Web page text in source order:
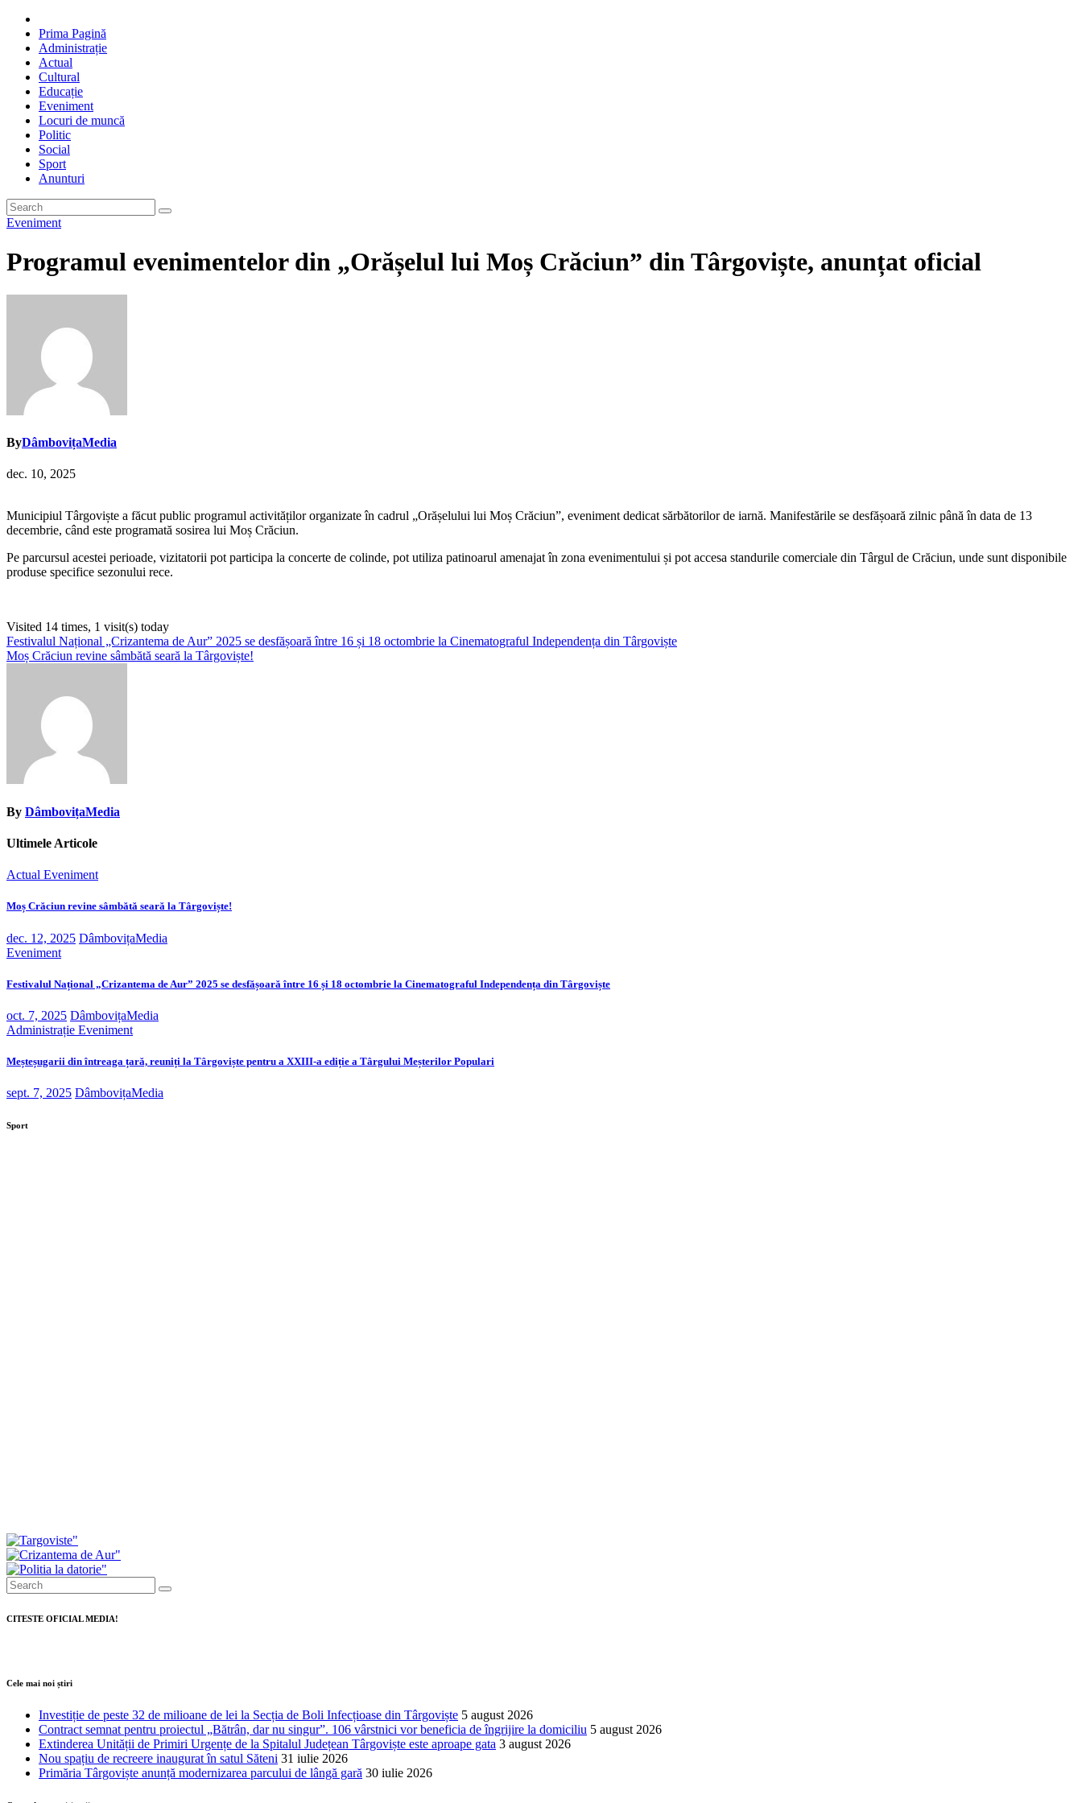
Prima Pagină
Administrație
Actual
Cultural
Educație
Eveniment
Locuri de muncă
Politic
Social
Sport
Anunturi
Eveniment
Programul evenimentelor din „Orășelul lui Moș Crăciun” din Târgoviște, anunțat oficial
ByDâmbovițaMedia
dec. 10, 2025
Municipiul Târgoviște a făcut public programul activităților organizate în cadrul „Orășelului lui Moș Crăciun”, eveniment dedicat sărbătorilor de iarnă. Manifestările se desfășoară zilnic până în data de 13
decembrie, când este programată sosirea lui Moș Crăciun.
Pe parcursul acestei perioade, vizitatorii pot participa la concerte de colinde, pot utiliza patinoarul amenajat în zona evenimentului și pot accesa standurile comerciale din Târgul de Crăciun, unde sunt disponibile
produse specifice sezonului rece.
Visited 14 times, 1 visit(s) today
Navigare
în
Festivalul Național „Crizantema de Aur” 2025 se desfășoară între 16 și 18 octombrie la Cinematograful Independența din Târgoviște
Moș Crăciun revine sâmbătă seară la Târgoviște!
By DâmbovițaMedia
Ultimele Articole
Actual Eveniment
Moș Crăciun revine sâmbătă seară la Târgoviște!
dec. 12, 2025 DâmbovițaMedia
Eveniment
Festivalul Național „Crizantema de Aur” 2025 se desfășoară între 16 și 18 octombrie la Cinematograful Independența din Târgoviște
oct. 7, 2025 DâmbovițaMedia
Administrație Eveniment
Meșteșugarii din întreaga țară, reuniți la Târgoviște pentru a XXIII-a ediție a Târgului Meșterilor Populari
sept. 7, 2025 DâmbovițaMedia
Sport
CITESTE OFICIAL MEDIA!
Cele mai noi știri
Investiție de peste 32 de milioane de lei la Secția de Boli Infecțioase din Târgoviște 5 august 2026
Contract semnat pentru proiectul „Bătrân, dar nu singur”. 106 vârstnici vor beneficia de îngrijire la domiciliu 5 august 2026
Extinderea Unității de Primiri Urgențe de la Spitalul Județean Târgoviște este aproape gata 3 august 2026
Nou spațiu de recreere inaugurat în satul Săteni 31 iulie 2026
Primăria Târgoviște anunță modernizarea parcului de lângă gară 30 iulie 2026